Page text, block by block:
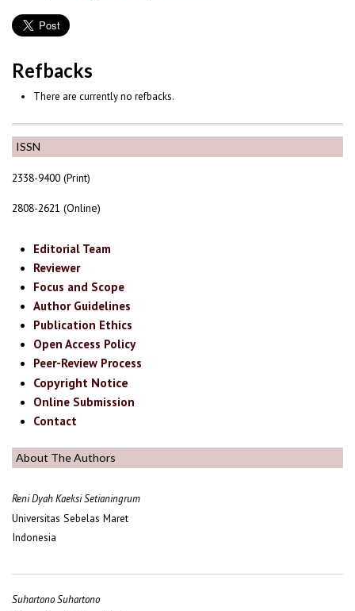
ISSN
2338-9400 (Print)
2808-2621 (Online)
Editorial Team
Reviewer
Focus and Scope
Author Guidelines
Publication Ethics
Open Access Policy
Peer-Review Process
Copyright Notice
Online Submission
Contact
About The Authors
Reni Dyah Kaeksi Setianingrum
Universitas Sebelas Maret
Indonesia
Suhartono Suhartono
Refbacks
There are currently no refbacks.